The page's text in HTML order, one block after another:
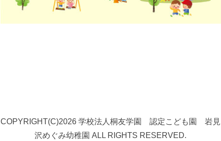
COPYRIGHT(C)2026 学校法人桐友学園 認定こども園 岩見
沢めぐみ幼稚園 ALL RIGHTS RESERVED.